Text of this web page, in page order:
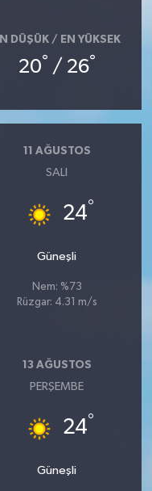
DÜŞÜK / EN YÜKSEK
20° / 26°
11 AĞUSTOS
SALI
24°
Güneşli
Nem: %73
Rüzgar: 4.31 m/s
13 AĞUSTOS
PERŞEMBE
24°
Güneşli